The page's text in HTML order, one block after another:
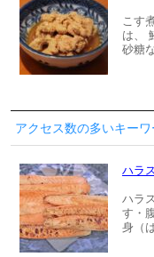
こす
は、
砂糖
アクセス数の多いキーワ
ハラス
ハラ
す・
身（